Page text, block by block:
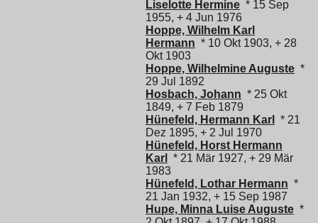
Liselotte Hermine * 15 Sep
1955, + 4 Jun 1976
Hoppe, Wilhelm Karl
Hermann * 10 Okt 1903, + 28
Okt 1903
Hoppe, Wilhelmine Auguste *
29 Jul 1892
Hosbach, Johann * 25 Okt
1849, + 7 Feb 1879
Hünefeld, Hermann Karl
* 21
Dez 1895, + 2 Jul 1970
Hünefeld, Horst Hermann
Karl
* 21 Mär 1927, + 29 Mär
1983
Hünefeld, Lothar Hermann *
21 Jan 1932, + 15 Sep 1987
Hupe, Minna Luise Auguste *